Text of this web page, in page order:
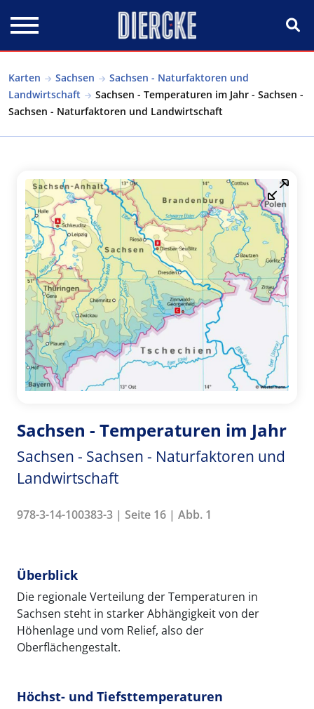
Karten Sachsen
Sachsen - Naturfaktoren und
Landwirtschaft
Sachsen - Temperaturen im Jahr - Sachsen -
Sachsen - Naturfaktoren und Landwirtschaft
Sachsen - Temperaturen im Jahr
Sachsen - Sachsen - Naturfaktoren und
Landwirtschaft
978-3-14-100383-3 | Seite 16 | Abb. 1
Überblick
Die regionale Verteilung der Temperaturen in
Sachsen steht in starker Abhängigkeit von der
Höhenlage und vom Relief, also der
Oberflächengestalt.
Höchst- und Tiefsttemperaturen